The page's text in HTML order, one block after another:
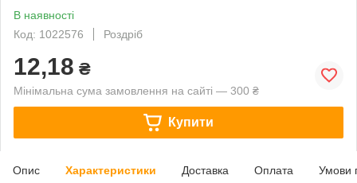
В наявності
Код: 1022576
Роздріб
12,18 ₴
Мінімальна сума замовлення на сайті — 300 ₴
Купити
Опис Характеристики Доставка Оплата Умови